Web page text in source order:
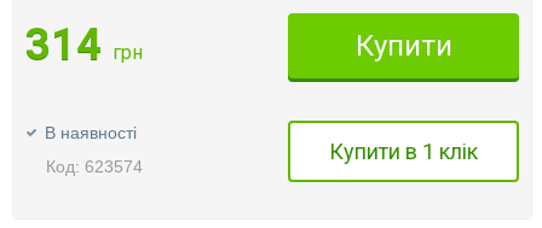
314 грн
В наявності
Код: 623574
Купити
Купити в 1 клік